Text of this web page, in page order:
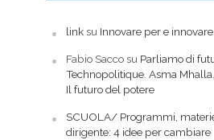
linksu Innovare per e
Fabio Saccosu Parliamo di
Technopolitique. Asma
Il futuro del potere
SCUOLA/ Programmi,
dirigente: 4 idee per cambiare